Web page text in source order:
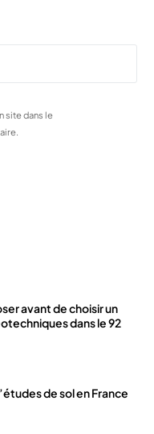
site dans le
avant de choisir un
dans le 92
de sol en France